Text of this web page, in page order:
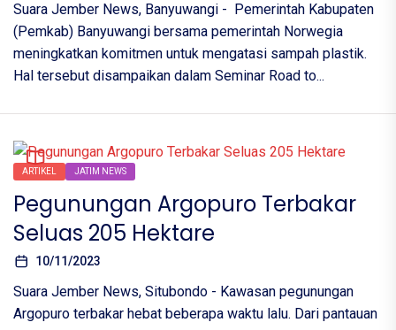
Suara Jember News, Banyuwangi - Pemerintah Kabupaten
(Pemkab) Banyuwangi bersama pemerintah Norwegia
meningkatkan komitmen untuk mengatasi sampah plastik.
Hal tersebut disampaikan dalam Seminar Road to...
ARTIKEL JATIM NEWS
Pegunungan Argopuro Terbakar
Seluas 205 Hektare
10/11/2023
Suara Jember News, Situbondo - Kawasan pegunungan
Argopuro terbakar hebat beberapa waktu lalu. Dari pantauan